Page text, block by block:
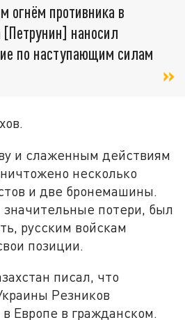
огнём противника в
[Петрунин] наносил
по наступающим силам
и слаженным действиям
несколько
и две бронемашины.
значительные потери, был
русским войскам
позиции.
писал, что
Резников
Европе в гражданском.